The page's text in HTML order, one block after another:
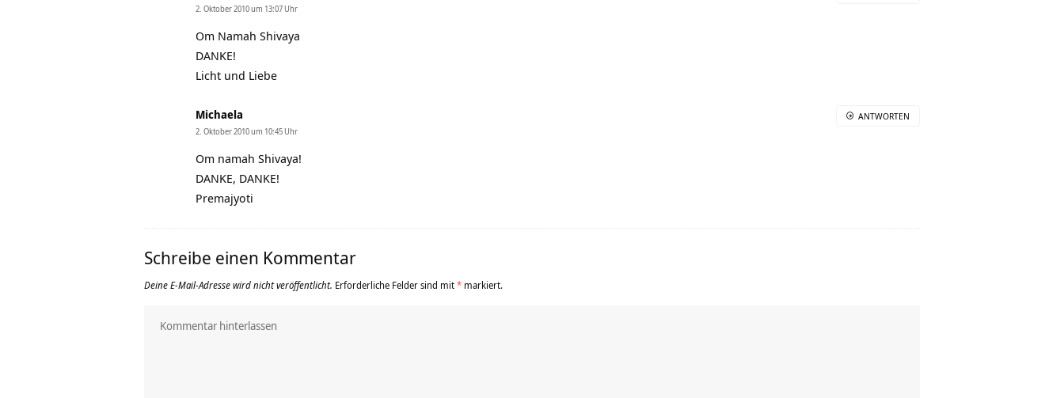
2. Oktober 2010 um 13:07 Uhr
Om Namah Shivaya
DANKE!
Licht und Liebe
Michaela
2. Oktober 2010 um 10:45 Uhr
Om namah Shivaya!
DANKE, DANKE!
Premajyoti
ANTWORTEN
Schreibe einen Kommentar
Deine E-Mail-Adresse wird nicht veröffentlicht. Erforderliche Felder sind mit* markiert.